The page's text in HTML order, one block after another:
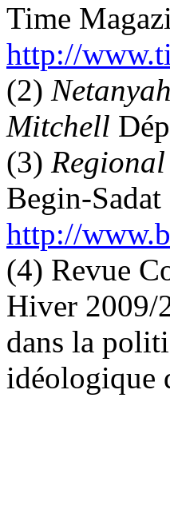
Time
http://
(2)
Mitchell
(3)
Begin-
http://
(4) Revue
Hiver 2009/
dans la
idéologique